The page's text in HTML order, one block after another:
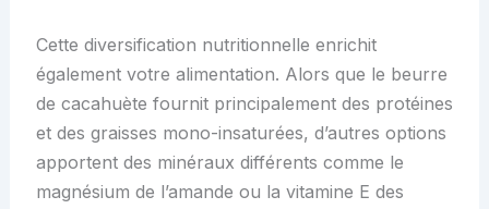
Cette diversification nutritionnelle enrichit
également votre alimentation. Alors que le beurre
de cacahuète fournit principalement des protéines
et des graisses mono-insaturées, d’autres options
apportent des minéraux différents comme le
magnésium de l’amande ou la vitamine E des